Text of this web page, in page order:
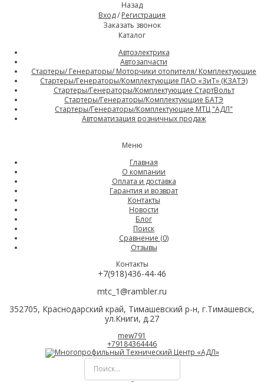
Назад
Вход/ Регистрация
Заказать звонок
Каталог
Автоэлектрика
Автозапчасти
Стартеры/ Генераторы/ Моторчики отопителя/ Комплектующие
Стартеры/Генераторы/Комплектующие ПАО «ЗиТ» (КЗАТЭ)
Стартеры/Генераторы/Комплектующие СтартВольт
Стартеры/Генераторы/Комплектующие БАТЭ
Стартеры/Генераторы/Комплектующие МТЦ "АДЛ"
Автоматизация розничных продаж
Меню
Главная
О компании
Оплата и доставка
Гарантия и возврат
Контакты
Новости
Блог
Поиск
Сравнение (0)
Отзывы
Контакты
+7(918)436-44-46
mtc_1@rambler.ru
352705, Краснодарский край, Тимашевский р-н, г.Тимашевск,
ул.Книги, д.27
mew791
+79184364446